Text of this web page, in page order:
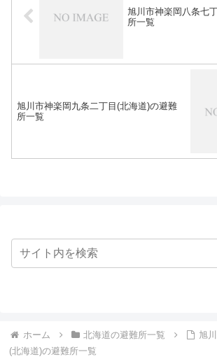
旭川市神楽岡八条七
所一覧
旭川市神楽岡九条二丁目(北海道)の避難
所一覧
ホーム 北海道の避難所一覧
旭
(北海道)の避難所一覧